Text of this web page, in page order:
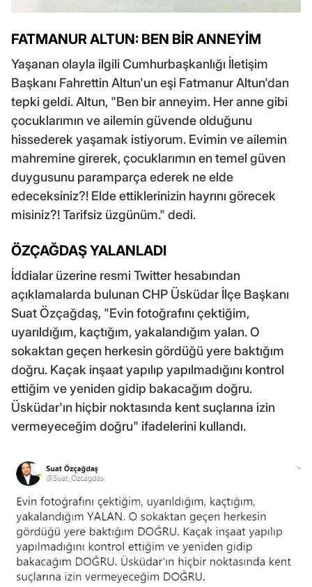
FATMANUR ALTUN: BEN BİR ANNEYİM
Yaşanan olayla ilgili Cumhurbaşkanlığı İletişim
Başkanı Fahrettin Altun'un eşi Fatmanur Altun'dan
tepki geldi. Altun, "Ben bir anneyim. Her anne gibi
çocuklarımın ve ailemin güvende olduğunu
hissederek yaşamak istiyorum. Evimin ve ailemin
mahremine girerek, çocuklarımın en temel güven
duygusunu paramparça ederek ne elde
edeceksiniz?! Elde ettiklerinizin hayrını görecek
misiniz?! Tarifsiz üzgünüm." dedi.
ÖZÇAĞDAŞ YALANLADI
İddialar üzerine resmi Twitter hesabından
açıklamalarda bulunan CHP Üsküdar İlçe Başkanı
Suat Özçağdaş, "Evin fotoğrafını çektiğim,
uyarıldığım, kaçtığım, yakalandığım yalan. O
sokaktan geçen herkesin gördüğü yere baktığım
doğru. Kaçak inşaat yapılıp yapılmadığını kontrol
ettiğim ve yeniden gidip bakacağım doğru.
Üsküdar'ın hiçbir noktasında kent suçlarına izin
vermeyeceğim doğru" ifadelerini kullandı.